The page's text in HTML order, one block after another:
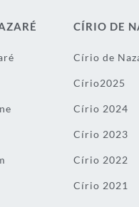
CÍRIO DE
Círio de
Círio2025
Círio 2024
Círio 2023
Círio 2022
Círio 2021